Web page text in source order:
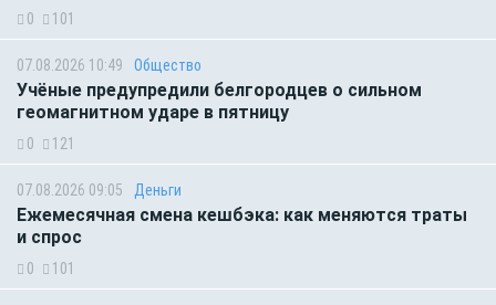
0 101
07.08.2026 10:49 Общество
Учёные предупредили белгородцев о сильном
геомагнитном ударе в пятницу
0 121
07.08.2026 09:05 Деньги
Ежемесячная смена кешбэка: как меняются траты
и спрос
0 101